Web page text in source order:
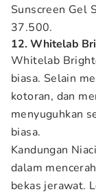
Sunscreen Gel
37.500.
12. Whitelab
Whitelab
biasa. Selain
kotoran, dan
menyuguhkan
biasa.
Kandungan
dalam
bekas jerawat.